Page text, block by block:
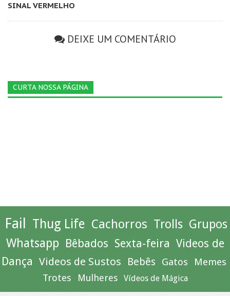
SINAL VERMELHO
DEIXE UM COMENTÁRIO
CURTA NOSSA PÁGINA
Fail Thug Life Cachorros Trolls Grupos
Whatsapp Bêbados Sexta-feira Videos de
Dança Videos de Sustos Bebês Gatos Memes
Trotes Mulheres Vídeos de Mágica